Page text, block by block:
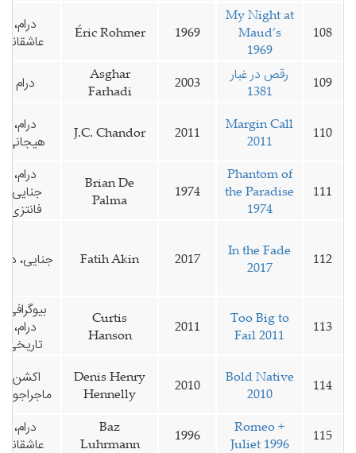
108
My Night at
Maud’s
1969
1969
Éric Rohmer
درام،
عاشقانه
109
رقص در غبار
1381
2003
Asghar
Farhadi
درام
110
Margin Call
2011
2011
J.C. Chandor
درام،
هیجانی
111
Phantom of
the Paradise
1974
1974
Brian De
Palma
درام،
جنایی،
فانتزی
112
In the Fade
2017
2017
Fatih Akin جنایی،
113
Too Big to
Fail 2011
2011
Curtis
Hanson
بیوگرافی،
درام،
تاریخی
114
Bold Native
2010
2010
Denis Henry
Hennelly
اکشن،
115
Romeo +
Juliet 1996
1996
Baz
Luhrmann
درام،
عاشقانه